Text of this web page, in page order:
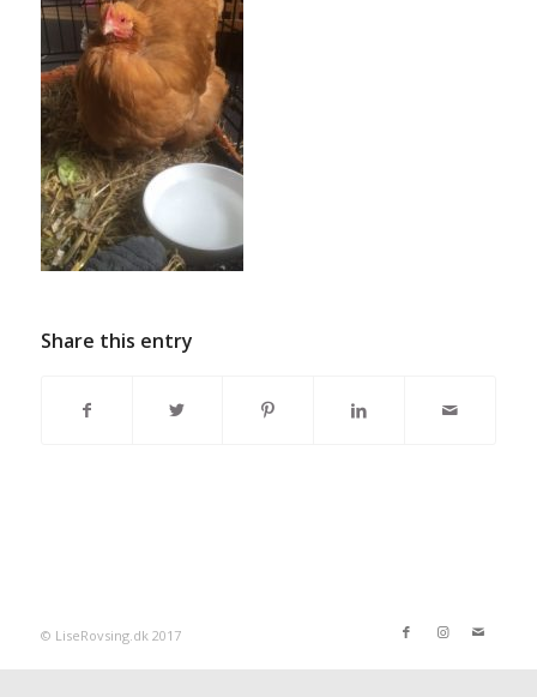
Share this entry
© LiseRovsing.dk 2017